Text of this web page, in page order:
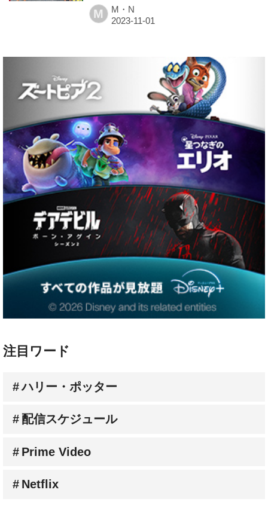
M M・N
注目ワード
ハリー・ポッター
配信スケジュール
Prime Video
Netflix